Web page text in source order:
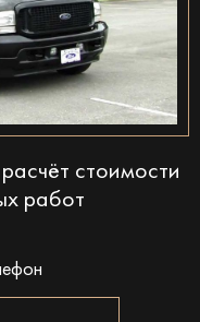
расчёт стоимости
работ